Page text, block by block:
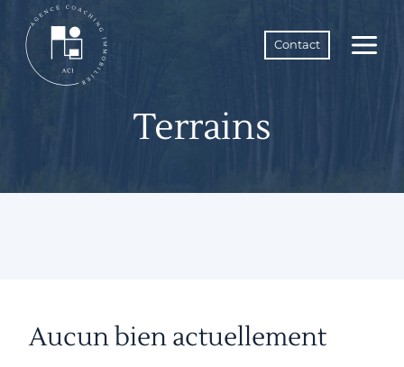
contenu
Contact
Terrains
Aucun bien actuellement